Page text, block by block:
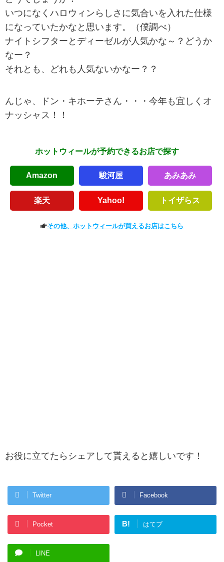
いつになくハロウィンらしさに気合いを入れた仕様
になっていたかなと思います。（僕調べ）
ナイトシフターとディーゼルが人気かな～？どうか
なー？
それとも、どれも人気ないかなー？？
んじゃ、ドン・キホーテさん・・・今年も宜しくオ
ナッシャス！！
ホットウィールが予約できるお店で探す
Amazon 駿河屋 あみあみ
楽天 Yahoo! トイザらス
その他、ホットウィールが買えるお店はこちら
お役に立てたらシェアして貰えると嬉しいです！
Twitter Facebook
Pocket B! はてブ
LINE